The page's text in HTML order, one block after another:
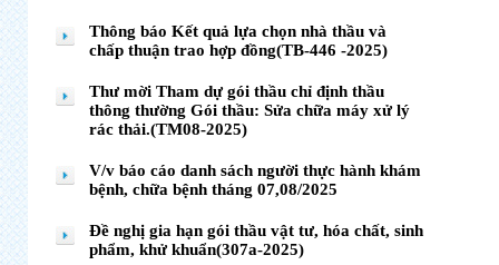
Thông báo Kết quả lựa chọn nhà thầu và
chấp thuận trao hợp đồng(TB-446 -2025)
Thư mời Tham dự gói thầu chỉ định thầu
thông thường Gói thầu: Sửa chữa máy xử lý
rác thải.(TM08-2025)
V/v báo cáo danh sách người thực hành khám
bệnh, chữa bệnh tháng 07,08/2025
Đề nghị gia hạn gói thầu vật tư, hóa chất, sinh
phẩm, khử khuẩn(307a-2025)